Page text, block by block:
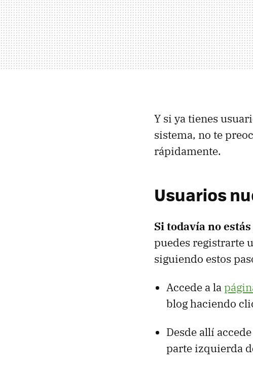
Y si ya tienes
sistema, no te
rápidamente.
Usuarios
Si todavía no
puedes registrarte
siguiendo estos
Accede a la
blog haciendo
Desde allí
parte izquierda